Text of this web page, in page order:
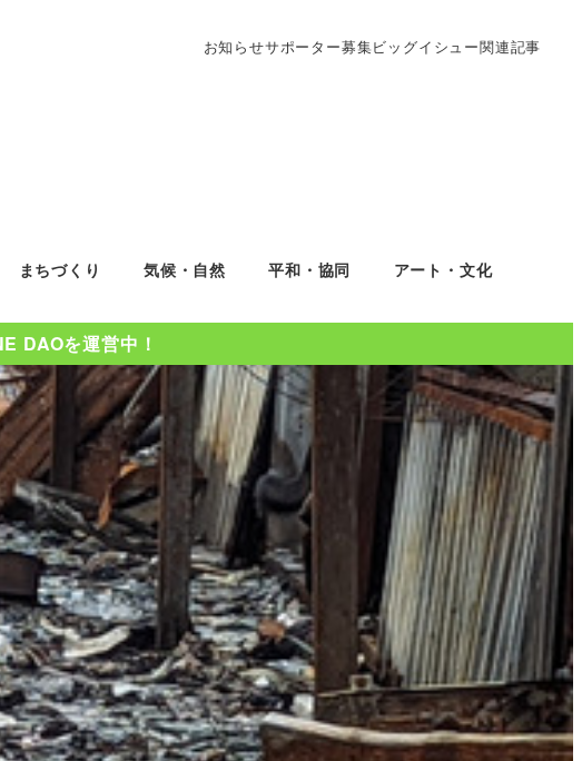
お知らせサポーター募集ビッグイシュー関連記事
まちづくり 気候・自然 平和・協同 アート・文化
DAOを運営中！